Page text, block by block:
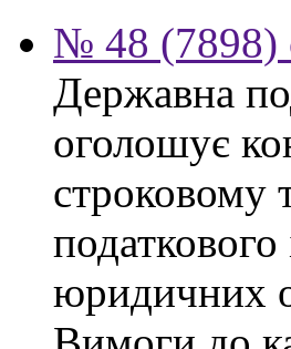
№ 48 (7898)
Державна
оголошує
строковому
податкового
юридичних